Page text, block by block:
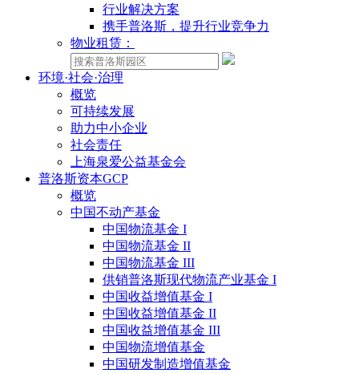
行业解决方案
携手普洛斯，提升行业竞争力
物业租赁：
环境·社会·治理
概览
可持续发展
助力中小企业
社会责任
上海泉爱公益基金会
普洛斯资本GCP
概览
中国不动产基金
中国物流基金 I
中国物流基金 II
中国物流基金 III
供销普洛斯现代物流产业基金 I
中国收益增值基金 I
中国收益增值基金 II
中国收益增值基金 III
中国物流增值基金
中国研发制造增值基金